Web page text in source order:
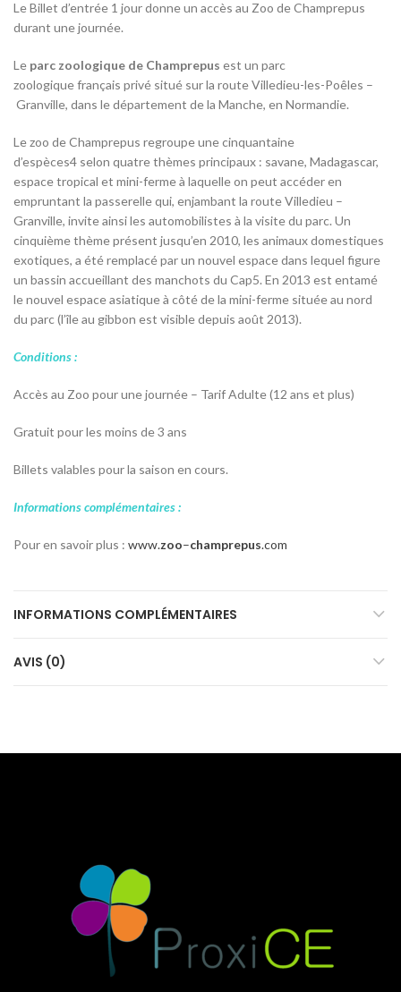
Le Billet d’entrée 1 jour donne un accès au Zoo de Champrepus
durant une journée.
Le parc zoologique de Champrepus est un parc
zoologique français privé situé sur la route Villedieu-les-Poêles –
Granville, dans le département de la Manche, en Normandie.
Le zoo de Champrepus regroupe une cinquantaine
d’espèces4 selon quatre thèmes principaux : savane, Madagascar,
espace tropical et mini-ferme à laquelle on peut accéder en
empruntant la passerelle qui, enjambant la route Villedieu –
Granville, invite ainsi les automobilistes à la visite du parc. Un
cinquième thème présent jusqu’en 2010, les animaux domestiques
exotiques, a été remplacé par un nouvel espace dans lequel figure
un bassin accueillant des manchots du Cap5. En 2013 est entamé
le nouvel espace asiatique à côté de la mini-ferme située au nord
du parc (l’île au gibbon est visible depuis août 2013).
Conditions :
Accès au Zoo pour une journée – Tarif Adulte (12 ans et plus)
Gratuit pour les moins de 3 ans
Billets valables pour la saison en cours.
Informations complémentaires :
Pour en savoir plus : www.zoo–champrepus.com
INFORMATIONS COMPLÉMENTAIRES
AVIS (0)